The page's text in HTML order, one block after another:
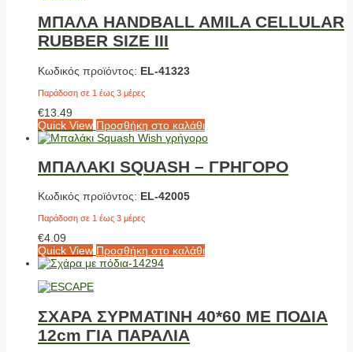
ΜΠΑΛΑ HANDBALL AMILA CELLULAR
RUBBER SIZE III
Κωδικός προϊόντος: EL-41323
Παράδοση σε 1 έως 3 μέρες
€13.49
Quick View Προσθήκη στο καλάθι
ΜΠΑΛΑΚΙ SQUASH – ΓΡΗΓΟΡΟ
Κωδικός προϊόντος: EL-42005
Παράδοση σε 1 έως 3 μέρες
€4.09
Quick View Προσθήκη στο καλάθι
ΣΧΑΡΑ ΣΥΡΜΑΤΙΝΗ 40*60 ME ΠΟΔΙΑ
12cm ΓΙΑ ΠΑΡΑΛΙΑ